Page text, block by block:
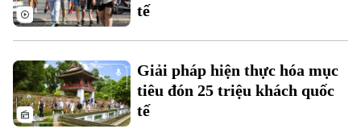
Chính trị
An ninh trật tự
Công nghệ
Nhịp sống Hà Nội
Khoảnh khắc Hà Nội
Thế giới
Tin tức
Quân sự
Kinh tế
Tin tức
Nhà đất
tế
Giải pháp hiện thực hóa mục
tiêu đón 25 triệu khách quốc
tế